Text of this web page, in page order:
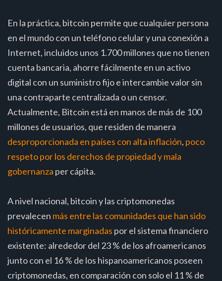
En la práctica, bitcoin permite que cualquier persona
en el mundo con un teléfono celular y una conexión a
Internet, incluidos unos 1.700 millones que no tienen
cuenta bancaria, ahorre fácilmente en un activo
digital con un suministro fijo e intercambie valor sin
una contraparte centralizada o un censor.
Actualmente, Bitcoin está en manos de más de 100
millones de usuarios, que residen de manera
desproporcionada en países con alta inflación, poco
respeto por los derechos de propiedad y mala
gobernanza per cápita.
A nivel nacional, bitcoin y las criptomonedas
prevalecen más entre las comunidades que han sido
históricamente marginadas por el sistema financiero
existente: alrededor del 23 % de los afroamericanos
junto con el 16 % de los hispanoamericanos poseen
criptomonedas, en comparación con solo el 11 % de